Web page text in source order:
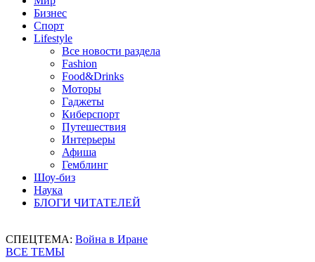
Бизнес
Спорт
Lifestyle
Все новости раздела
Fashion
Food&Drinks
Моторы
Гаджеты
Киберспорт
Путешествия
Интерьеры
Афиша
Гемблинг
Шоу-биз
Наука
БЛОГИ ЧИТАТЕЛЕЙ
СПЕЦТЕМА: Война в Иране
ВСЕ ТЕМЫ